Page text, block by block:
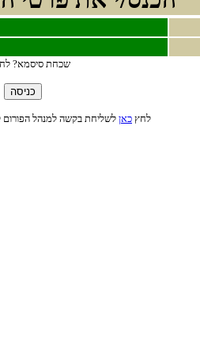
ץחל ?אמסיס
.םורופל הסינכ רושיא תלבקל ןאכ ץחל